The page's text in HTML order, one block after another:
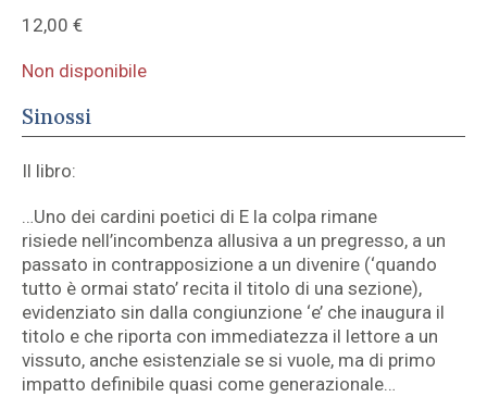
12,00 €
Non disponibile
Sinossi
Il libro:
…Uno dei cardini poetici di E la colpa rimane
risiede nell’incombenza allusiva a un pregresso, a un
passato in contrapposizione a un divenire (‘quando
tutto è ormai stato’ recita il titolo di una sezione),
evidenziato sin dalla congiunzione ‘e’ che inaugura il
titolo e che riporta con immediatezza il lettore a un
vissuto, anche esistenziale se si vuole, ma di primo
impatto definibile quasi come generazionale…